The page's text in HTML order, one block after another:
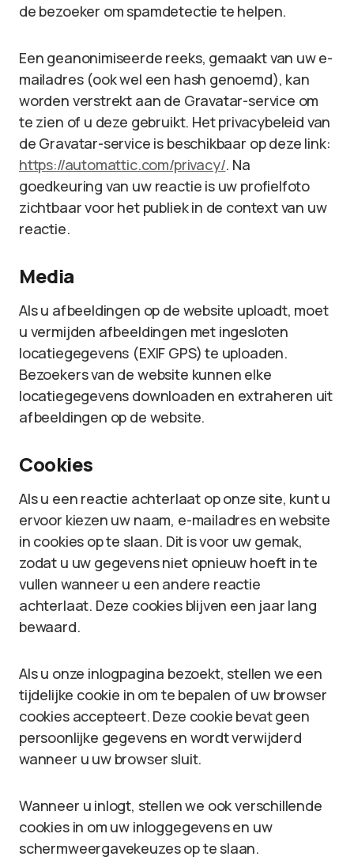
de bezoeker om spamdetectie te helpen.
Een geanonimiseerde reeks, gemaakt van uw e-
mailadres (ook wel een hash genoemd), kan
worden verstrekt aan de Gravatar-service om
te zien of u deze gebruikt. Het privacybeleid van
de Gravatar-service is beschikbaar op deze link:
https://automattic.com/privacy/. Na
goedkeuring van uw reactie is uw profielfoto
zichtbaar voor het publiek in de context van uw
reactie.
Media
Als u afbeeldingen op de website uploadt, moet
u vermijden afbeeldingen met ingesloten
locatiegegevens (EXIF GPS) te uploaden.
Bezoekers van de website kunnen elke
locatiegegevens downloaden en extraheren uit
afbeeldingen op de website.
Cookies
Als u een reactie achterlaat op onze site, kunt u
ervoor kiezen uw naam, e-mailadres en website
in cookies op te slaan. Dit is voor uw gemak,
zodat u uw gegevens niet opnieuw hoeft in te
vullen wanneer u een andere reactie
achterlaat. Deze cookies blijven een jaar lang
bewaard.
Als u onze inlogpagina bezoekt, stellen we een
tijdelijke cookie in om te bepalen of uw browser
cookies accepteert. Deze cookie bevat geen
persoonlijke gegevens en wordt verwijderd
wanneer u uw browser sluit.
Wanneer u inlogt, stellen we ook verschillende
cookies in om uw inloggegevens en uw
schermweergavekeuzes op te slaan.